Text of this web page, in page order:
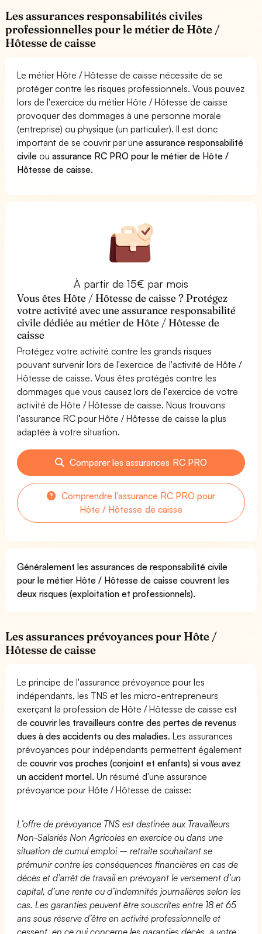
Les assurances responsabilités civiles
professionnelles pour le métier de Hôte /
Hôtesse de caisse
Le métier Hôte / Hôtesse de caisse nécessite de se
protéger contre les risques professionnels. Vous pouvez
lors de l'exercice du métier Hôte / Hôtesse de caisse
provoquer des dommages à une personne morale
(entreprise) ou physique (un particulier). Il est donc
important de se couvrir par uneassurance responsabilité
civile ouassurance RC PRO pour le métier de Hôte /
Hôtesse de caisse.
À partir de 15€ par mois
Vous êtes Hôte / Hôtesse de caisse ? Protégez
votre activité avec une assurance responsabilité
civile dédiée au métier de Hôte / Hôtesse de
caisse
Protégez votre activité contre les grands risques
pouvant survenir lors de l'exercice de l'activité de Hôte /
Hôtesse de caisse. Vous êtes protégés contre les
dommages que vous causez lors de l'exercice de votre
activité de Hôte / Hôtesse de caisse. Nous trouvons
l'assurance RC pour Hôte / Hôtesse de caisse la plus
adaptée à votre situation.
Comparer les assurances RC PRO
Comprendre l'assurance RC PRO pour
Hôte / Hôtesse de caisse
Généralement les assurances de responsabilité civile
pour le métier Hôte / Hôtesse de caisse couvrent les
deux risques (exploitation et professionnels).
Les assurances prévoyances pour Hôte /
Hôtesse de caisse
Le principe de l'assurance prévoyance pour les
indépendants, les TNS et les micro-entrepreneurs
exerçant la profession de Hôte / Hôtesse de caisse est
decouvrir les travailleurs contre des pertes de revenus
dues à des accidents ou des maladies. Les assurances
prévoyances pour indépendants permettent également
decouvrir vos proches (conjoint et enfants) si vous avez
un accident mortel. Un résumé d'une assurance
prévoyance pour Hôte / Hôtesse de caisse:
L’offre de prévoyance TNS est destinée aux Travailleurs
Non-Salariés Non Agricoles en exercice ou dans une
situation de cumul emploi – retraite souhaitant se
prémunir contre les conséquences financières en cas de
décès et d’arrêt de travail en prévoyant le versement d’un
capital, d’une rente ou d’indemnités journalières selon les
cas. Les garanties peuvent être souscrites entre 18 et 65
ans sous réserve d’être en activité professionnelle et
cessent, en ce qui concerne les garanties décès, à votre